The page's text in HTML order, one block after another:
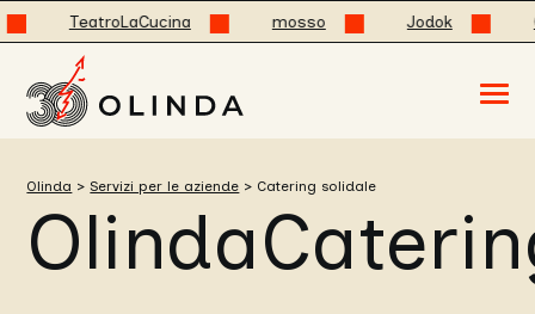
TeatroLaCucina
menu
p
Olinda >Servizi per le aziende > Catering solidale